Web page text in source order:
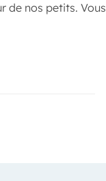
de nos petits. Vous